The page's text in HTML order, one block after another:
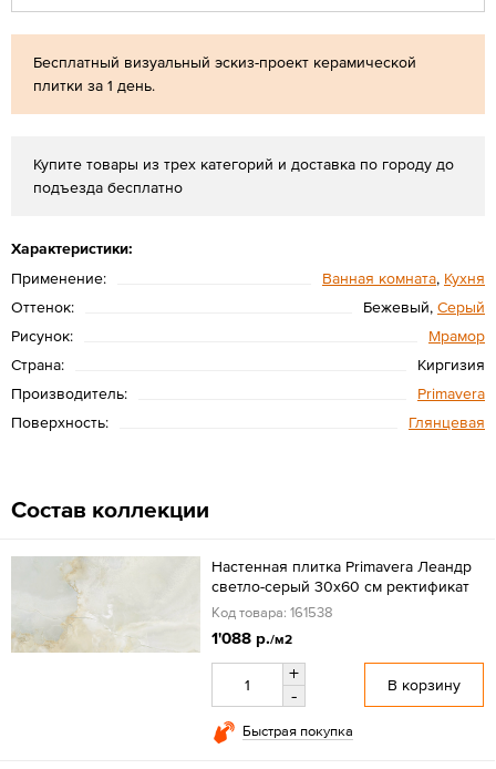
Бесплатный визуальный эскиз-проект керамической
плитки за 1 день.
Купите товары из трех категорий и доставка по городу до
подъезда бесплатно
Характеристики:
Применение:
Ванная комната, Кухня
Оттенок:
Бежевый, Серый
Рисунок:
Мрамор
Страна:
Киргизия
Производитель:
Primavera
Поверхность:
Глянцевая
Состав коллекции
Настенная плитка Primavera Леандр
светло-серый 30x60 см ректификат
Код товара: 161538
1'088 р./м2
+
-
В корзину
Быстрая покупка